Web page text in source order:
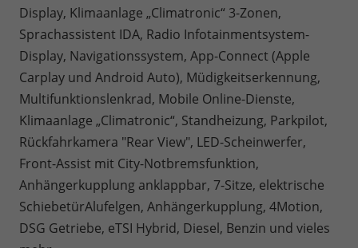
Display, Klimaanlage „Climatronic“ 3-Zonen,
Sprachassistent IDA, Radio Infotainmentsystem-
Display, Navigationssystem, App-Connect (Apple
Carplay und Android Auto), Müdigkeitserkennung,
Multifunktionslenkrad, Mobile Online-Dienste,
Klimaanlage „Climatronic“, Standheizung, Parkpilot,
Rückfahrkamera "Rear View", LED-Scheinwerfer,
Front-Assist mit City-Notbremsfunktion,
Anhängerkupplung anklappbar, 7-Sitze, elektrische
SchiebetürAlufelgen, Anhängerkupplung, 4Motion,
DSG Getriebe, eTSI Hybrid, Diesel, Benzin und vieles